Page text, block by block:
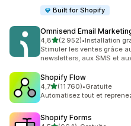
Built for Shopify
Omnisend Email
4,8étoile(s) sur 5
(2 952)
2952 avis au total
•Installation
Stimuler les ventes grâce
newsletters, aux SMS et
Shopify Flow
4,7étoile(s) sur 5
(11 760)
11760 avis au total
•Gratuite
Automatisez tout et
Shopify Forms